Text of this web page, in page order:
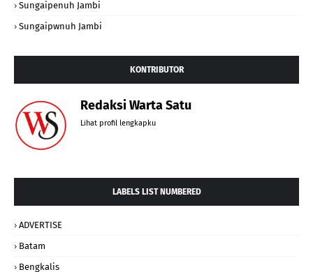
Sungaipenuh Jambi
Sungaipwnuh Jambi
KONTRIBUTOR
Redaksi Warta Satu
Lihat profil lengkapku
LABELS LIST NUMBERED
ADVERTISE
Batam
Bengkalis